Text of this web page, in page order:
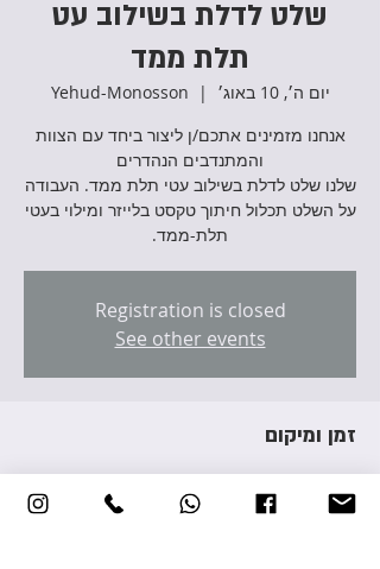
שלט לדלת בשילוב עט
תלת ממד
יום ה׳, 10 באוג׳
  |
Yehud-Monosson
אנחנו מזמינים אתכם/ן ליצור ביחד עם הצוות
שלנו שלט לדלת בשילוב עטי תלת ממד. העבודה
על השלט תכלול חיתוך טקסט בלייזר ומילוי בעטי
תלת-ממד.
Registration is closed
See other events
זמן ומיקום
10 באוג׳ 2023, 16:30 – 19:30
Yehud-Monosson, Avraham Giron St 3,